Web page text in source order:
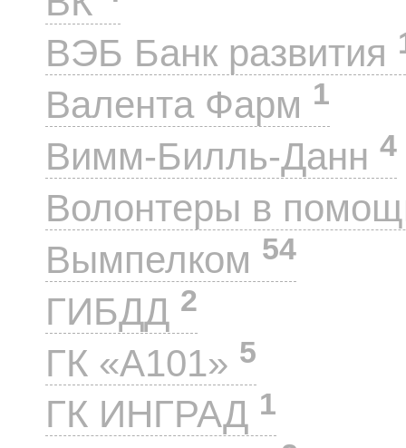
ВЭБ Банк развития
Валента Фарм 1
Вимм-Билль-Данн 4
Волонтеры в
Вымпелком 54
ГИБДД 2
ГК «А101» 5
ГК ИНГРАД 1